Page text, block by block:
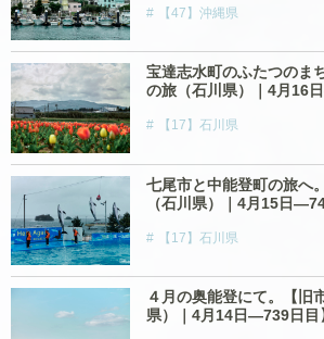
【47】沖縄県
宝達志水町のふたつのま
の旅（石川県）｜4月16
【17】石川県
七尾市と中能登町の旅へ
（石川県）｜4月15日
【17】石川県
４月の奥能登にて。【旧
県）｜4月14日―739日目